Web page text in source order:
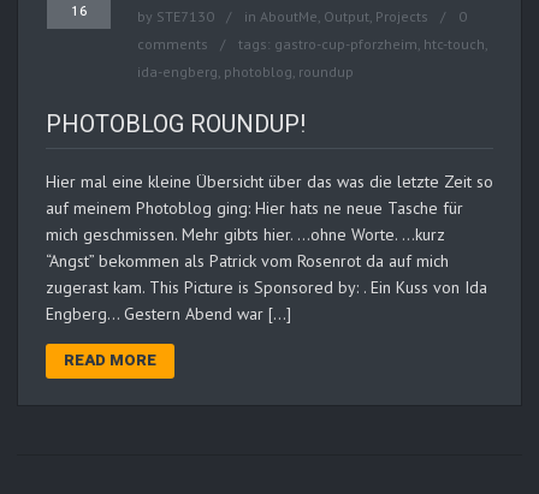
16 by STE7130 in AboutMe, Output, Projects
0
comments
tags: gastro-cup-pforzheim, htc-touch,
ida-engberg, photoblog, roundup
PHOTOBLOG ROUNDUP!
Hier mal eine kleine Übersicht über das was die letzte Zeit so
auf meinem Photoblog ging: Hier hats ne neue Tasche für
mich geschmissen. Mehr gibts hier. …ohne Worte. …kurz
“Angst” bekommen als Patrick vom Rosenrot da auf mich
zugerast kam. This Picture is Sponsored by: . Ein Kuss von Ida
Engberg… Gestern Abend war […]
READ MORE